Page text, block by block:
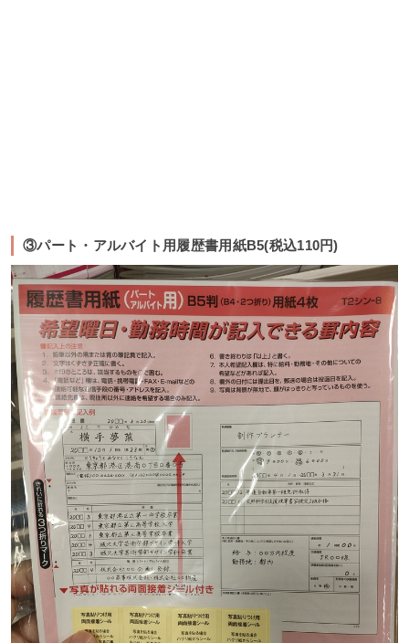
③パート・アルバイト用履歴書用紙B5(税込110円)